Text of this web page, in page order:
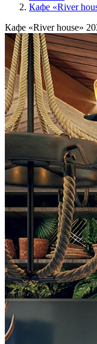
Кафе «River
Кафе «River house»